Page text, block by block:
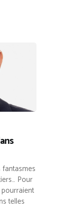
fantasmes
Pour
telles